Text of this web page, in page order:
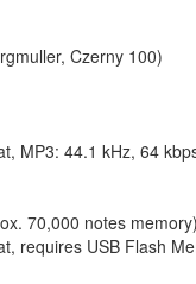
Czerny 100)
MP3: 44.1 kHz, 64
70,000 notes
requires USB Flash